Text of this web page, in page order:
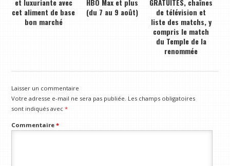
et luxuriante avec
cet aliment de base
bon marché
HBO Max et plus
(du 7 au 9 août)
GRATUITES, chaînes
de télévision et
liste des matchs, y
compris le match
du Temple de la
renommée
Laisser un commentaire
Votre adresse e-mail ne sera pas publiée. Les champs obligatoires
sont indiqués avec*
Commentaire*